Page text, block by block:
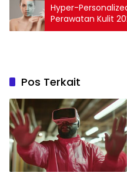
Hyper-
Perawatan Kulit
Pos Terkait